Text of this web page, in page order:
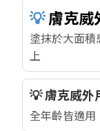
💡膚克威
塗抹於大面
上
💡 膚克威外
全年齡皆適用